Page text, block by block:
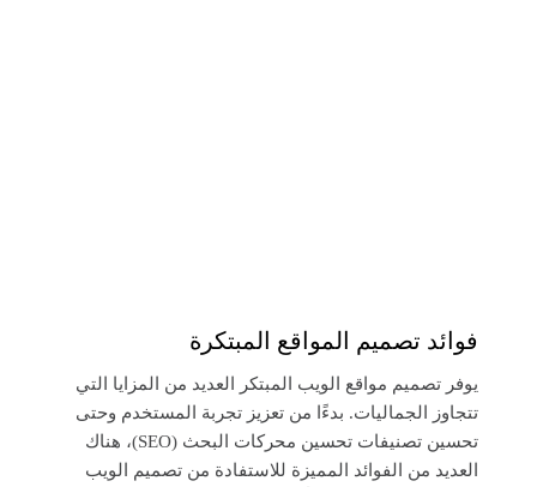
فوائد تصميم المواقع المبتكرة
يوفر تصميم مواقع الويب المبتكر العديد من المزايا التي
تتجاوز الجماليات. بدءًا من تعزيز تجربة المستخدم وحتى
تحسين تصنيفات تحسين محركات البحث (SEO)، هناك
العديد من الفوائد المميزة للاستفادة من تصميم الويب